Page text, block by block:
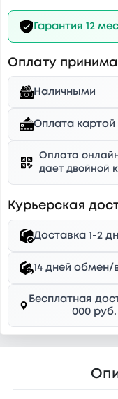
Гарантия 12
Оплату
Наличными
Оплата
Оплата
дает двойной
Курьерская
Доставка 1-2
14 дней обмен/
Бесплатная
000